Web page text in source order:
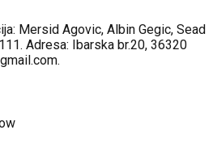
Mersid Agovic, Albin Gegic, Sead
Adresa: Ibarska br.20, 36320
.